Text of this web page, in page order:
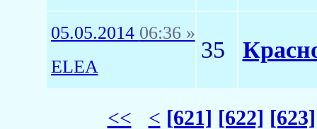
05.05.2014 06:36 »
ELEA
35
<< < [621] [622] [623]